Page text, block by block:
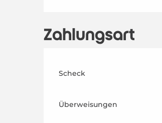
Zahlungsart
Scheck
Überweisungen